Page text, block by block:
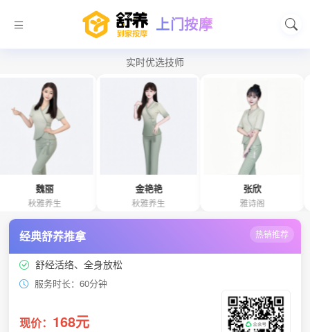
上门按摩
实时优选技师
经典舒养推拿 热销推荐
舒经活络、全身放松
服务时长：60分钟
现价： 168元